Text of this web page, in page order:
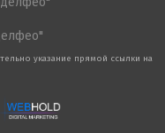
указание прямой ссылки на